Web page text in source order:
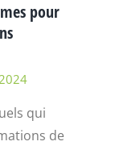
pour
qui
de